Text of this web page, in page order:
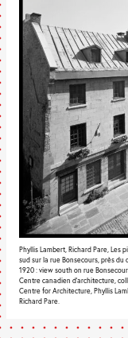
Phyllis Lambert, Richard Pare, Les
sud sur la rue Bonsecours, près
1920 : view south on rue
Centre canadien d’architecture,
Centre for Architecture, Phyllis
Richard Pare.